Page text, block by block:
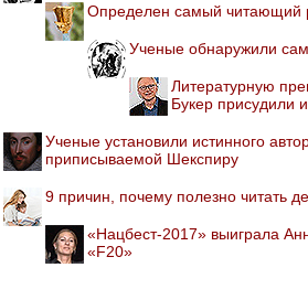
Определен самый читающий
Ученые обнаружили
Литературную
Букер присудили
Ученые установили истинного
приписываемой Шекспиру
9 причин, почему полезно читать
«Нацбест-2017» выиграла
«F20»